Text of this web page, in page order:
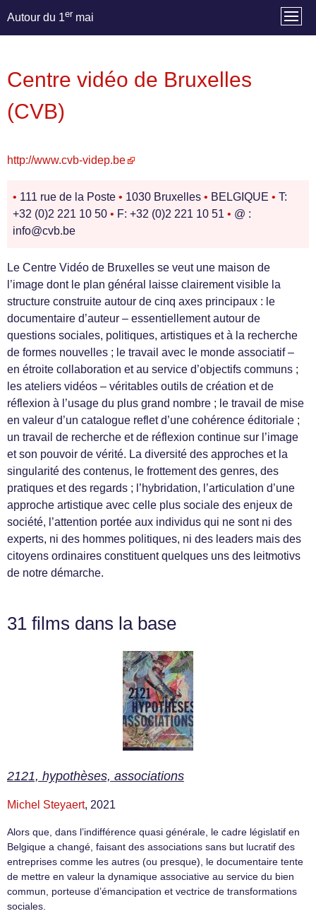
Autour du 1er mai
Centre vidéo de Bruxelles
(CVB)
http://www.cvb-videp.be
• 111 rue de la Poste • 1030 Bruxelles • BELGIQUE • T:
+32 (0)2 221 10 50 • F: +32 (0)2 221 10 51 • @ :
info@cvb.be
Le Centre Vidéo de Bruxelles se veut une maison de
l’image dont le plan général laisse clairement visible la
structure construite autour de cinq axes principaux : le
documentaire d’auteur – essentiellement autour de
questions sociales, politiques, artistiques et à la recherche
de formes nouvelles ; le travail avec le monde associatif –
en étroite collaboration et au service d’objectifs communs ;
les ateliers vidéos – véritables outils de création et de
réflexion à l’usage du plus grand nombre ; le travail de mise
en valeur d’un catalogue reflet d’une cohérence éditoriale ;
un travail de recherche et de réflexion continue sur l’image
et son pouvoir de vérité. La diversité des approches et la
singularité des contenus, le frottement des genres, des
pratiques et des regards ; l’hybridation, l’articulation d’une
approche artistique avec celle plus sociale des enjeux de
société, l’attention portée aux individus qui ne sont ni des
experts, ni des hommes politiques, ni des leaders mais des
citoyens ordinaires constituent quelques uns des leitmotivs
de notre démarche.
31 films dans la base
2121, hypothèses, associations
Michel Steyaert, 2021
Alors que, dans l’indifférence quasi générale, le cadre législatif en
Belgique a changé, faisant des associations sans but lucratif des
entreprises comme les autres (ou presque), le documentaire tente
de mettre en valeur la dynamique associative au service du bien
commun, porteuse d’émancipation et vectrice de transformations
sociales.